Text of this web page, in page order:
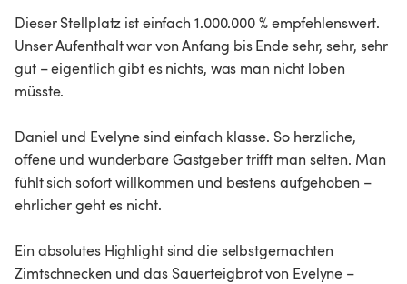
Dieser Stellplatz ist einfach 1.000.000 % empfehlenswert.
Unser Aufenthalt war von Anfang bis Ende sehr, sehr, sehr
gut – eigentlich gibt es nichts, was man nicht loben
müsste.
Daniel und Evelyne sind einfach klasse. So herzliche,
offene und wunderbare Gastgeber trifft man selten. Man
fühlt sich sofort willkommen und bestens aufgehoben –
ehrlicher geht es nicht.
Ein absolutes Highlight sind die selbstgemachten
Zimtschnecken und das Sauerteigbrot von Evelyne –